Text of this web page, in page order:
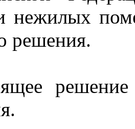
нежилых
решения.